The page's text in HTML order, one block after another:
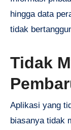
hingga data
tidak
Tidak
Aplikasi yang
biasanya tidak